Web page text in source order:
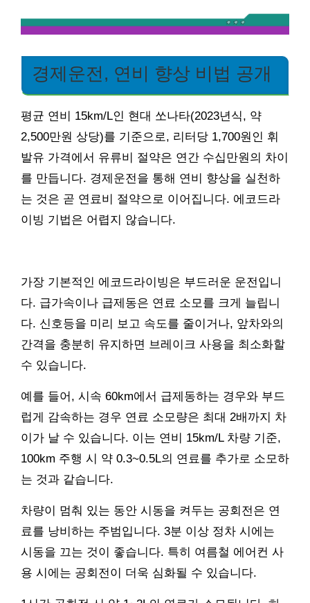
경제운전, 연비 향상 비법 공개
평균 연비 15km/L인 현대 쏘나타(2023년식, 약
2,500만원 상당)를 기준으로, 리터당 1,700원인 휘
발유 가격에서 유류비 절약은 연간 수십만원의 차이
를 만듭니다. 경제운전을 통해 연비 향상을 실천하
는 것은 곧 연료비 절약으로 이어집니다. 에코드라
이빙 기법은 어렵지 않습니다.
가장 기본적인 에코드라이빙은 부드러운 운전입니
다. 급가속이나 급제동은 연료 소모를 크게 늘립니
다. 신호등을 미리 보고 속도를 줄이거나, 앞차와의
간격을 충분히 유지하면 브레이크 사용을 최소화할
수 있습니다.
예를 들어, 시속 60km에서 급제동하는 경우와 부드
럽게 감속하는 경우 연료 소모량은 최대 2배까지 차
이가 날 수 있습니다. 이는 연비 15km/L 차량 기준,
100km 주행 시 약 0.3~0.5L의 연료를 추가로 소모하
는 것과 같습니다.
차량이 멈춰 있는 동안 시동을 켜두는 공회전은 연
료를 낭비하는 주범입니다. 3분 이상 정차 시에는
시동을 끄는 것이 좋습니다. 특히 여름철 에어컨 사
용 시에는 공회전이 더욱 심화될 수 있습니다.